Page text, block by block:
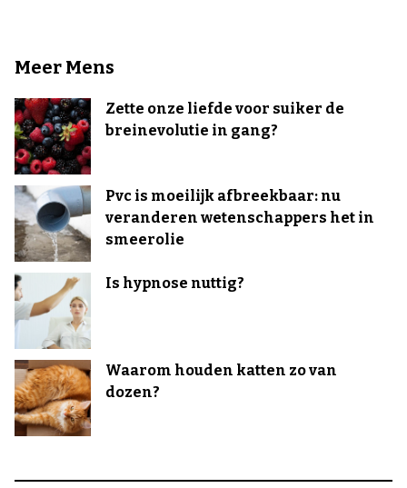
Meer Mens
Zette onze liefde voor suiker de
breinevolutie in gang?
Pvc is moeilijk afbreekbaar: nu
veranderen wetenschappers het in
smeerolie
Is hypnose nuttig?
Waarom houden katten zo van
dozen?